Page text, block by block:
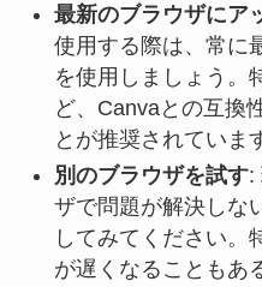
最新のブラウザにア
使用する際は、常に
を使用しましょう。
ど、Canvaとの互換
とが推奨されていま
別のブラウザを試す:
ザで問題が解決しな
してみてください。
が遅くなることもあ